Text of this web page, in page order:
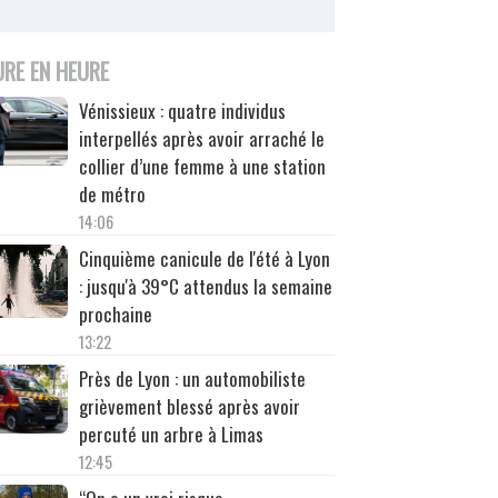
EN HEURE
Vénissieux : quatre individus
interpellés après avoir arraché le
collier d’une femme à une station
de métro
14:06
Cinquième canicule de l'été à Lyon
: jusqu'à 39°C attendus la semaine
prochaine
13:22
Près de Lyon : un automobiliste
grièvement blessé après avoir
percuté un arbre à Limas
12:45